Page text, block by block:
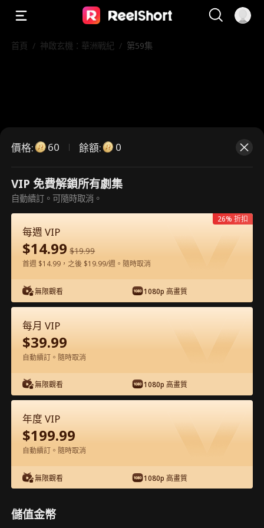
首頁 / 神啟玄機：華洲戰紀 / 第59集
這是付費劇集。請解鎖後觀看。
在APP內免費看
第59集 - 神啟玄機：華洲戰紀 完整影片
1-50 51-62
58 60 61
價格: 60 餘額: 0
VIP 免費解鎖所有劇集
自動續訂。可隨時取消。
每週 VIP
$14.99 $19.99
首週 $14.99，之後 $19.99/週。隨時取消
無限觀看 1080p 高畫質
26% 折扣
每月 VIP
$39.99
自動續訂。隨時取消
無限觀看 1080p 高畫質
年度 VIP
$199.99
自動續訂。隨時取消
無限觀看 1080p 高畫質
儲值金幣